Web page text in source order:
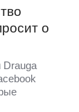
о
Drauga